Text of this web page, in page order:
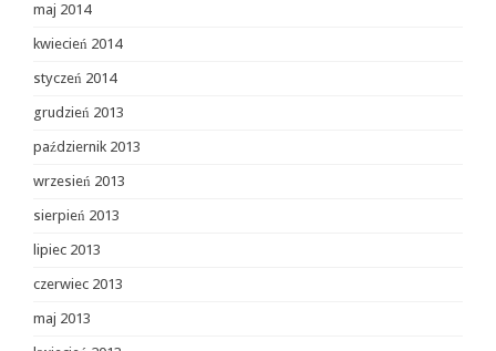
maj 2014
kwiecień 2014
styczeń 2014
grudzień 2013
październik 2013
wrzesień 2013
sierpień 2013
lipiec 2013
czerwiec 2013
maj 2013